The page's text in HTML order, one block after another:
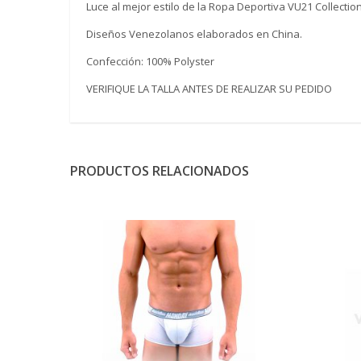
Luce al mejor estilo de la Ropa Deportiva VU21
Diseños Venezolanos elaborados en China.
Confección: 100% Polyster
VERIFIQUE LA TALLA ANTES DE REALIZAR SU PEDIDO
PRODUCTOS RELACIONADOS